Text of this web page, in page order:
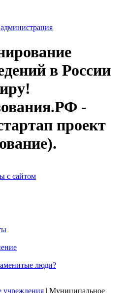
администрация
в России
-
проект
с сайтом
люди?
учреждения | Муниципальное